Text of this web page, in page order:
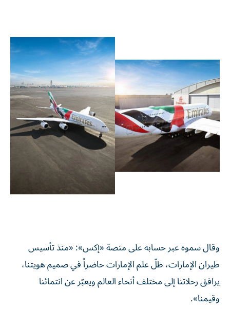
وقال سموه عبر حسابه على منصة «إكس»: «منذ تأسيس
طيران الإمارات، ظلّ علم الإمارات حاضراً في صميم هويتنا،
يرافق رحلاتنا إلى مختلف أنحاء العالم ويعبّر عن انتمائنا
وقيمنا».